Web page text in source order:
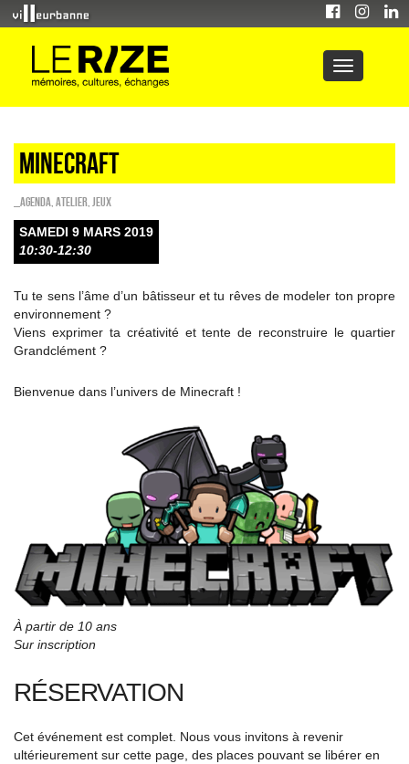
Minecraft
_Agenda Atelier Jeux
SAMEDI 9 MARS 2019
10:30-12:30
Tu te sens l’âme d’un bâtisseur et tu rêves de modeler ton propre
environnement ?
Viens exprimer ta créativité et tente de reconstruire le quartier
Grandclément ?
Bienvenue dans l’univers de Minecraft !
À partir de 10 ans
Sur inscription
RÉSERVATION
Cet événement est complet. Nous vous invitons à revenir
ultérieurement sur cette page, des places pouvant se libérer en